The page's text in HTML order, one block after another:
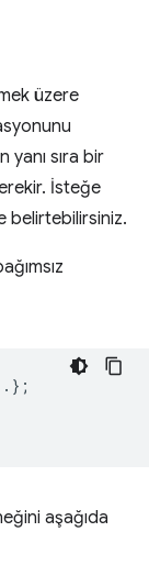
üzere
yanı sıra bir
İsteğe
belirtebilirsiniz.
aşağıda